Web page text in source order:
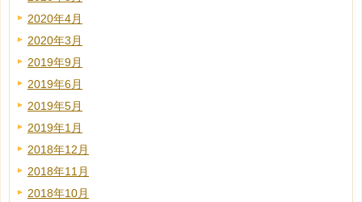
2020年4月
2020年3月
2019年9月
2019年6月
2019年5月
2019年1月
2018年12月
2018年11月
2018年10月